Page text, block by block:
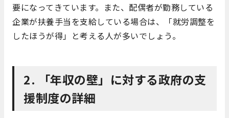
要になってきています。また、配偶者が勤務している
企業が扶養手当を支給している場合は、「就労調整を
したほうが得」と考える人が多いでしょう。
2. 「年収の壁」に対する政府の支
援制度の詳細